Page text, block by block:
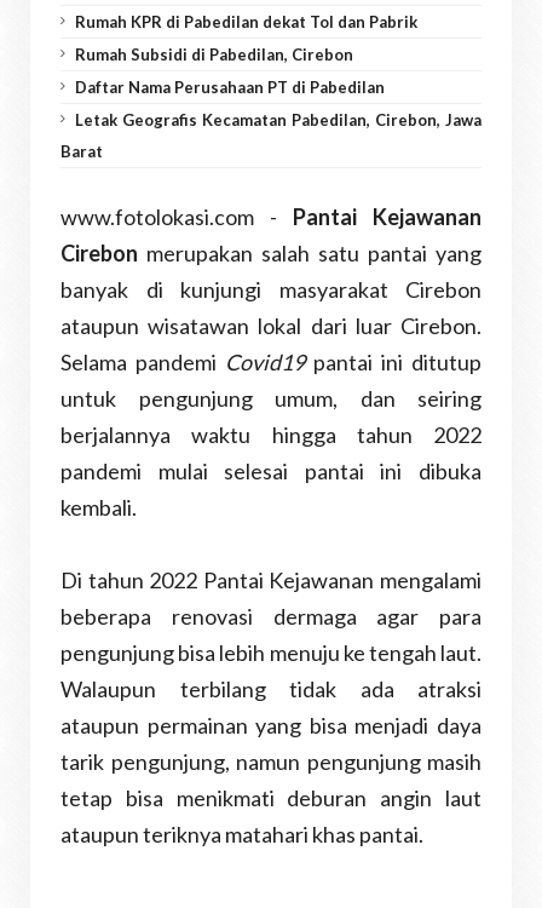
Rumah KPR di Pabedilan dekat Tol dan Pabrik
Rumah Subsidi di Pabedilan, Cirebon
Daftar Nama Perusahaan PT di Pabedilan
Letak Geografis Kecamatan Pabedilan, Cirebon, Jawa
Barat
www.fotolokasi.com - Pantai Kejawanan
Cirebon merupakan salah satu pantai yang
banyak di kunjungi masyarakat Cirebon
ataupun wisatawan lokal dari luar Cirebon.
Selama pandemi Covid19pantai ini ditutup
untuk pengunjung umum, dan seiring
berjalannya waktu hingga tahun 2022
pandemi mulai selesai pantai ini dibuka
kembali.
Di tahun 2022 Pantai Kejawanan mengalami
beberapa renovasi dermaga agar para
pengunjung bisa lebih menuju ke tengah laut.
Walaupun terbilang tidak ada atraksi
ataupun permainan yang bisa menjadi daya
tarik pengunjung, namun pengunjung masih
tetap bisa menikmati deburan angin laut
ataupun teriknya matahari khas pantai.